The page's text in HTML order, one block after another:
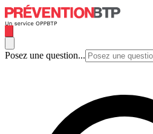
Posez une question...